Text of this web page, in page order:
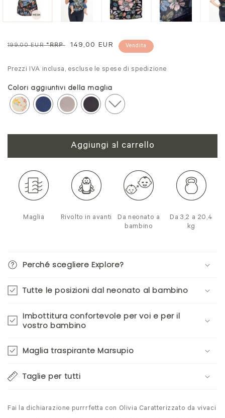
Prezzo
199,00 EUR*RRP
Prezzo
vendita
149,00 EUR Vendita
Prezzi IVA inclusa, escluse le spese di spedizione
Colori aggiuntivi della maglia
Aggiungi al carrello
Maglia Rivolto in avanti
Da neonato a
bambino
Da 3,2 a 20,4
kg
Perché scegliere Explore?
Tutte le posizioni dal neonato al bambino
Imbottitura confortevole per voi e per il
vostro bambino
Maglia traspirante Marsupio
Taglie per tutti
Fai la dichiarazione purrrfetta con Olivia Caratterizzato da vivaci